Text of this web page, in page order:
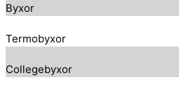
Byxor
Termobyxor
Collegebyxor